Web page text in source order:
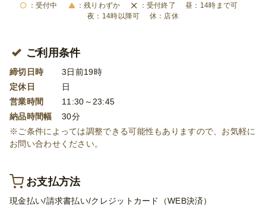
受付中 残りわずか 受付終了
14時まで可
14時以降可
店休
ご利用条件
締切日時
3日前19時
定休日
日
営業時間
11:30～23:45
納品時間幅
30分
※ご条件によっては調整できる可能性もありますので、お気軽に
お問い合わせください。
お支払方法
現金払い/請求書払い/クレジットカード（WEB決済）